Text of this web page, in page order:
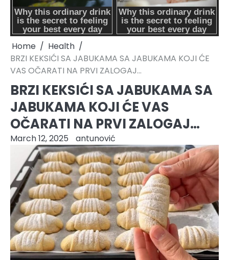
Home
Health
BRZI KEKSIĆI SA JABUKAMA SA JABUKAMA KOJI ĆE
VAS OČARATI NA PRVI ZALOGAJ…
BRZI KEKSIĆI SA JABUKAMA SA
JABUKAMA KOJI ĆE VAS
OČARATI NA PRVI ZALOGAJ…
March 12, 2025 antunović